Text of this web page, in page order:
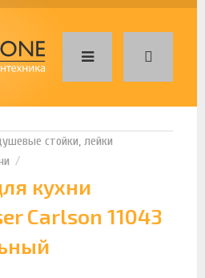
стойки, лейки
кухни
Carlson 11043